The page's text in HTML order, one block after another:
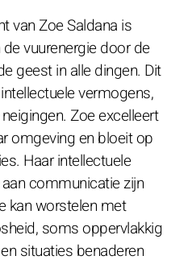
van Zoe Saldana is
vuurenergie door de
geest in alle dingen. Dit
vermogens,
Zoe excelleert
omgeving en bloeit op
Haar intellectuele
communicatie zijn
kan worstelen met
soms oppervlakkig
situaties benaderen